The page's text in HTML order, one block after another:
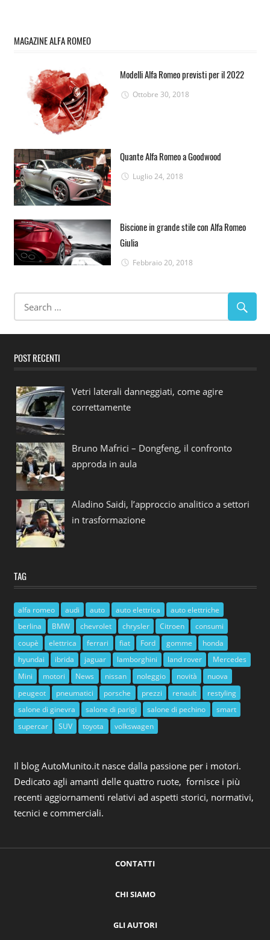
MAGAZINE ALFA ROMEO
Modelli Alfa Romeo previsti per il 2022
Ottobre 30, 2018
Quante Alfa Romeo a Goodwood
Luglio 24, 2018
Biscione in grande stile con Alfa Romeo
Giulia
Febbraio 20, 2018
POST RECENTI
Vetri laterali danneggiati, come agire
correttamente
Bruno Mafrici – Dongfeng, il confronto
approda in aula
Aladino Saidi, l’approccio analitico a settori
in trasformazione
TAG
alfa romeo audi auto auto elettrica
auto elettriche
berlina
BMW chevrolet chrysler Citroen
consumi
coupè
elettrica ferrari fiat Ford gomme
honda
hyundai
ibrida jaguar lamborghini land rover
Mercedes
Mini
motori News nissan noleggio novità
nuova
peugeot
pneumatici porsche prezzi renault
restyling
salone di ginevra
salone di parigi salone di pechino
smart
supercar
SUV toyota volkswagen
Il blog AutoMunito.it nasce dalla passione per i motori.
Dedicato agli amanti delle quattro ruote, fornisce i più
recenti aggiornamenti relativi ad aspetti storici, normativi,
tecnici e commerciali.
CONTATTI
CHI SIAMO
GLI AUTORI